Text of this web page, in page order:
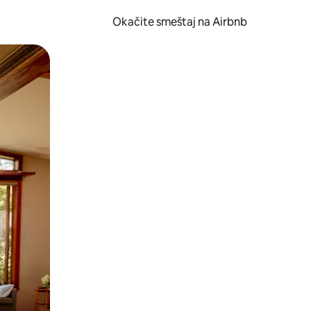
Okačite smeštaj na Airbnb
prevlačenjem.